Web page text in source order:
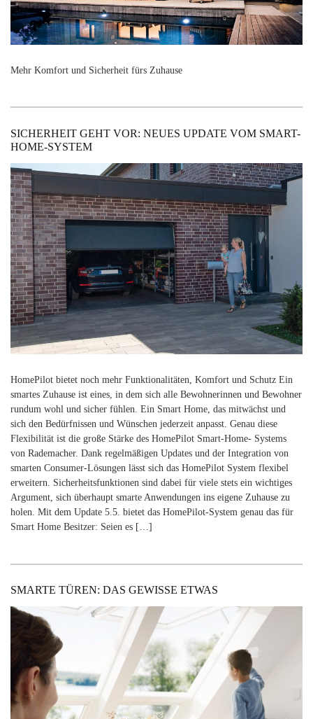
Mehr Komfort und Sicherheit fürs Zuhause
SICHERHEIT GEHT VOR: NEUES UPDATE VOM SMART-
HOME-SYSTEM
HomePilot bietet noch mehr Funktionalitäten, Komfort und Schutz Ein
smartes Zuhause ist eines, in dem sich alle Bewohnerinnen und Bewohner
rundum wohl und sicher fühlen. Ein Smart Home, das mitwächst und
sich den Bedürfnissen und Wünschen jederzeit anpasst. Genau diese
Flexibilität ist die große Stärke des HomePilot Smart-Home- Systems
von Rademacher. Dank regelmäßigen Updates und der Integration von
smarten Consumer-Lösungen lässt sich das HomePilot System flexibel
erweitern. Sicherheitsfunktionen sind dabei für viele stets ein wichtiges
Argument, sich überhaupt smarte Anwendungen ins eigene Zuhause zu
holen. Mit dem Update 5.5. bietet das HomePilot-System genau das für
Smart Home Besitzer: Seien es […]
SMARTE TÜREN: DAS GEWISSE ETWAS